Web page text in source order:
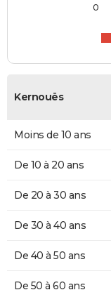
0
Kernouës
Moins de 10 ans
De 10 à 20 ans
De 20 à 30 ans
De 30 à 40 ans
De 40 à 50 ans
De 50 à 60 ans